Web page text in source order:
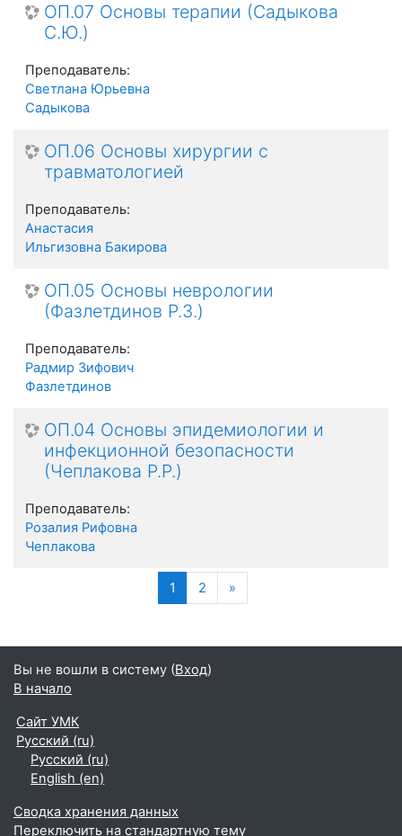
ОП.07 Основы терапии (Садыкова
С.Ю.)
Преподаватель:
Светлана Юрьевна
Садыкова
ОП.06 Основы хирургии с
травматологией
Преподаватель:
Анастасия
Ильгизовна Бакирова
ОП.05 Основы неврологии
(Фазлетдинов Р.З.)
Преподаватель:
Радмир Зифович
Фазлетдинов
ОП.04 Основы эпидемиологии и
инфекционной безопасности
(Чеплакова Р.Р.)
Преподаватель:
Розалия Рифовна
Чеплакова
1 (текущая)
2 »Далее
Вы не вошли в систему (Вход)
В начало
Сайт УМК
Русский ‎(ru)‎
Русский ‎(ru)‎
English ‎(en)‎
Сводка хранения данных
Переключить на стандартную тему